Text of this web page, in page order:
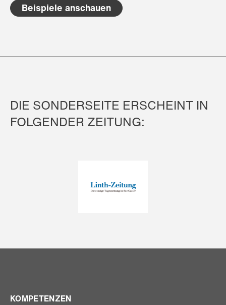
Beispiele anschauen
DIE SONDERSEITE ERSCHEINT IN
FOLGENDER ZEITUNG:
KOMPETENZEN